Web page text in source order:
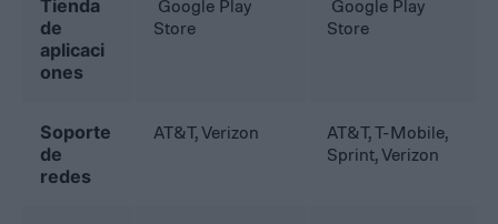
Tienda
de
aplicaci
ones
Google Play
Store
Google Play
Store
Soporte
de
redes
AT&T, Verizon
AT&T, T-Mobile,
Sprint, Verizon